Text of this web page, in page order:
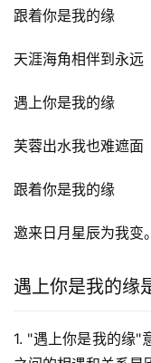
跟着你是我的缘
天涯海角相伴到永远
遇上你是我的缘
芙蓉出水我也难遮面
跟着你是我的缘
邀来日月星辰为我变。
遇上你是我的缘
1. "遇上你是我的缘"